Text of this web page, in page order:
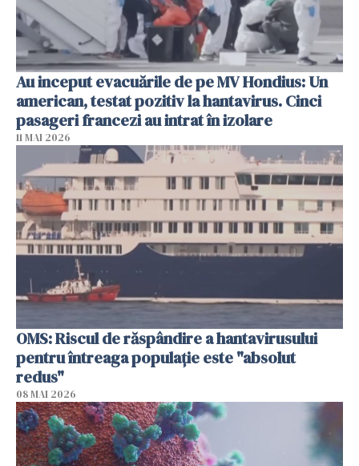
Au inceput evacuările de pe MV Hondius: Un
american, testat pozitiv la hantavirus. Cinci
pasageri francezi au intrat în izolare
11 MAI 2026
OMS: Riscul de răspândire a hantavirusului
pentru întreaga populaţie este "absolut
redus"
08 MAI 2026